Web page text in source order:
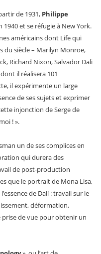
de 1931, Philippe
1940 et se réfugie à New York.
américains dont Life qui
du siècle – Marilyn Monroe,
Richard Nixon, Salvador Dali
il réalisera 101
il expérimente un large
de ses sujets et exprimer
injonction de Serge de
! ».
un de ses complices en
qui durera des
de post-production
que le portrait de Mona Lisa,
de Dalí : travail sur le
déformation,
de vue pour obtenir un